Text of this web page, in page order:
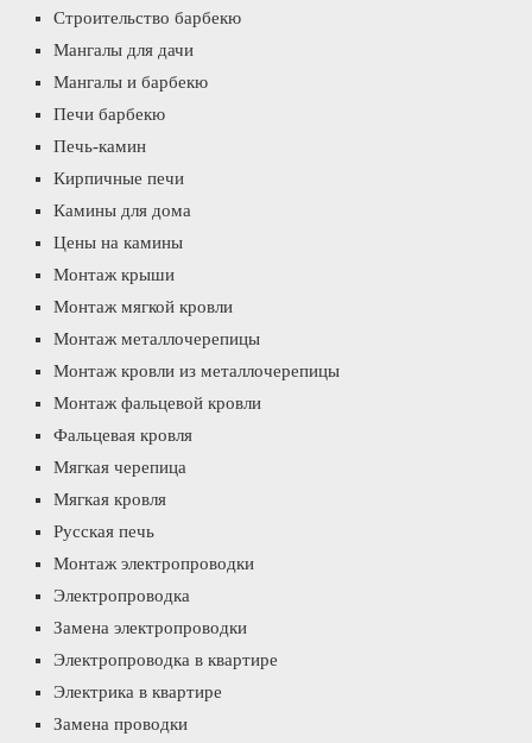
Строительство барбекю
Мангалы для дачи
Мангалы и барбекю
Печи барбекю
Печь-камин
Кирпичные печи
Камины для дома
Цены на камины
Монтаж крыши
Монтаж мягкой кровли
Монтаж металлочерепицы
Монтаж кровли из металлочерепицы
Монтаж фальцевой кровли
Фальцевая кровля
Мягкая черепица
Мягкая кровля
Русская печь
Монтаж электропроводки
Электропроводка
Замена электропроводки
Электропроводка в квартире
Электрика в квартире
Замена проводки